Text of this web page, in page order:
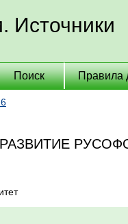
Источники
Поиск Правила